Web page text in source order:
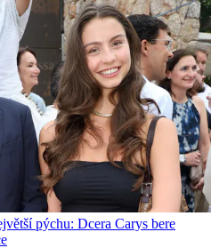
pýchu: Dcera Carys bere